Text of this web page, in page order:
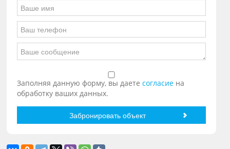
Заполняя данную форму, вы даетесогласие на
обработку ваших данных.